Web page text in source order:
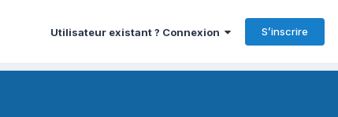
Utilisateur existant ? Connexion S’inscrire